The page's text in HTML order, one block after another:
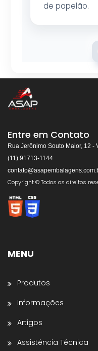
de papelão.
Respondemos
👋Olá! Bem-vindo!
Somos
Envolvedoras, Filme
Selos para Fitas de
Preencha os
Nome da Empresa *
Entre em Contato
Rua Jerônimo Souto Maior, 12 -
(11) 91713-1144
Copyright © Todos os direitos
MENU
Produtos
Informações
Artigos
Assistência Técnica